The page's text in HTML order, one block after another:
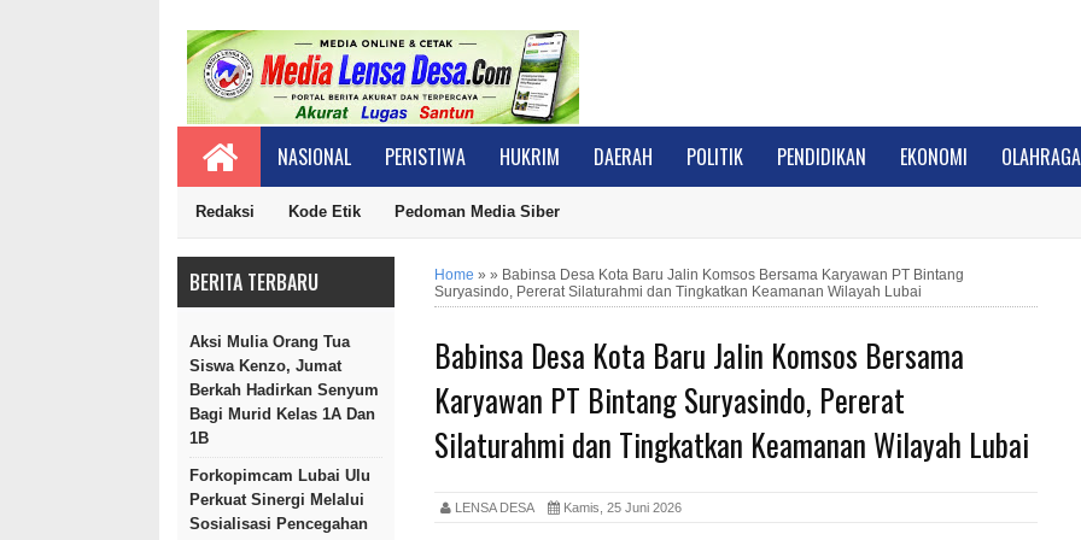
NASIONAL PERISTIWA HUKRIM DAERAH POLITIK PENDIDIKAN EKONOMI OLAHRAGA
Redaksi Kode Etik Pedoman Media Siber
BERITA TERBARU
Aksi Mulia Orang Tua
Siswa Kenzo, Jumat
Berkah Hadirkan Senyum
Bagi Murid Kelas 1A Dan
1B
Forkopimcam Lubai Ulu
Perkuat Sinergi Melalui
Sosialisasi Pencegahan
Home » » Babinsa Desa Kota Baru Jalin Komsos Bersama Karyawan PT Bintang
Suryasindo, Pererat Silaturahmi dan Tingkatkan Keamanan Wilayah Lubai
Babinsa Desa Kota Baru Jalin Komsos Bersama
Karyawan PT Bintang Suryasindo, Pererat
Silaturahmi dan Tingkatkan Keamanan Wilayah Lubai
LENSA DESA Kamis, 25 Juni 2026